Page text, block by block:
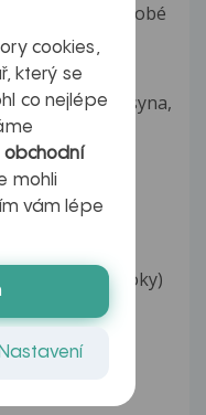
krátkodobé
mého 7letého syna,
jsem se a
dlouhodobě (roky)
již asi rok
cookies,
který se
co nejlépe
obchodní
mohli
vám lépe
Nastavení